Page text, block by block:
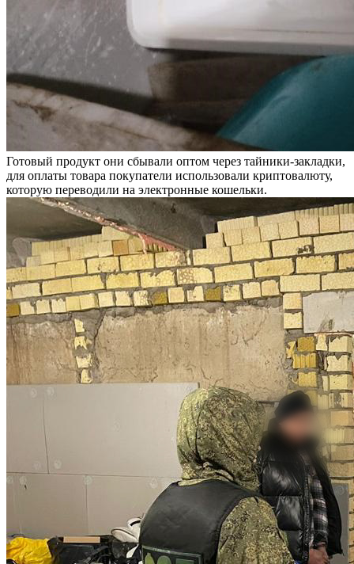
Готовый продукт они сбывали оптом через тайники-закладки,
для оплаты товара покупатели использовали криптовалюту,
которую переводили на электронные кошельки.